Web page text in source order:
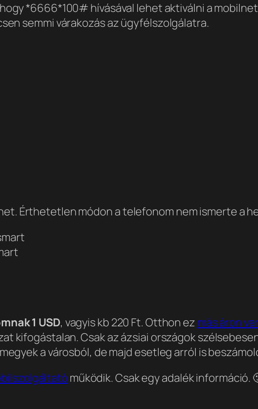
*6666*100# hívásával lehet aktiválni a
semmi várakozás az ügyfélszolgálatra.
Érthetetlen módon a telefonom nem ismerte a
1 USD, vagyis kb 220 Ft. Otthon ez más áron
kifogástalan. Csak az ázsiai országok
a városból, de majd esetleg arról is
működik. Csak egy adalék információ.